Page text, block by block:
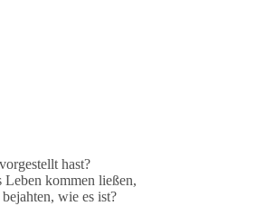
hast?
kommen ließen,
wie es ist?